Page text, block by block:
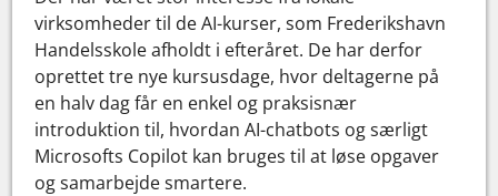
virksomheder til de AI-kurser, som Frederikshavn
Handelsskole afholdt i efteråret. De har derfor
oprettet tre nye kursusdage, hvor deltagerne på
en halv dag får en enkel og praksisnær
introduktion til, hvordan AI-chatbots og særligt
Microsofts Copilot kan bruges til at løse opgaver
og samarbejde smartere.